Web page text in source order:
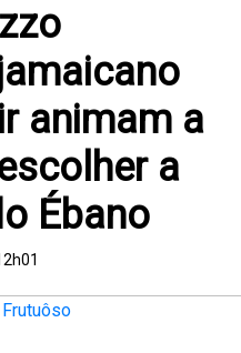
animam a
a
Ébano